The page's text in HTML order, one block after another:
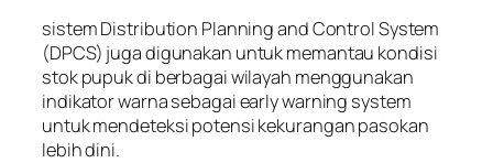
sistem Distribution Planning and Control System
(DPCS) juga digunakan untuk memantau kondisi
stok pupuk di berbagai wilayah menggunakan
indikator warna sebagai early warning system
untuk mendeteksi potensi kekurangan pasokan
lebih dini.